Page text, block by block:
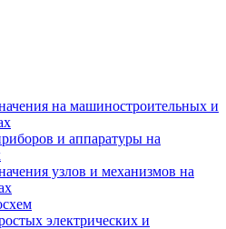
на машиностроительных и
и аппаратуры на
узлов и механизмов на
электрических и